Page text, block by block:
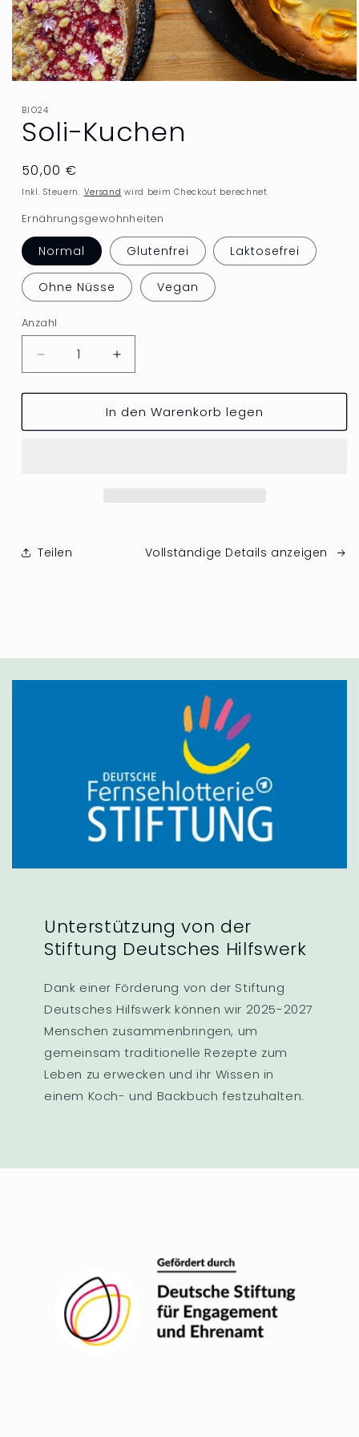
Modal
öffnen
BIO24
Soli-Kuchen
Normaler
Preis
50,00 €
Inkl. Steuern. Versand wird beim Checkout berechnet
Ernährungsgewohnheiten
Normal Glutenfrei Laktosefrei
Ohne Nüsse Vegan
Anzahl
Anzahl
Verringere
die
Menge
Soli-
Erhöhe
die
Menge
für
Soli-
In den Warenkorb legen
Teilen Vollständige Details anzeigen
Unterstützung von der
Stiftung Deutsches Hilfswerk
Dank einer Förderung von der Stiftung
Deutsches Hilfswerk können wir 2025-2027
Menschen zusammenbringen, um
gemeinsam traditionelle Rezepte zum
Leben zu erwecken und ihr Wissen in
einem Koch- und Backbuch festzuhalten.